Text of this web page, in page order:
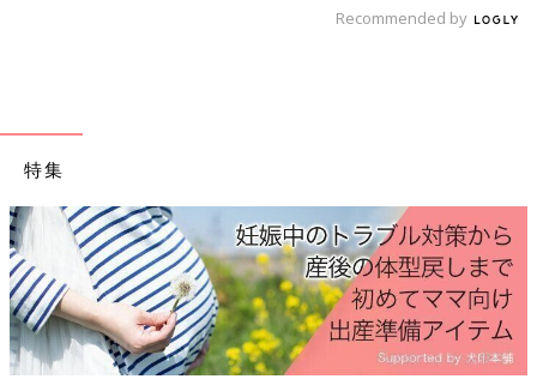
Ruさんは、こちらのジャンパードレスを購入。かわいい！とお
GUの激かわアイテムをまとめ買い！
Recommended by
特集